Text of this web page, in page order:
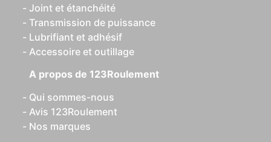
Joint et étanchéité
Transmission de puissance
Lubrifiant et adhésif
Accessoire et outillage
A propos de 123Roulement
Qui sommes-nous
Avis 123Roulement
Nos marques